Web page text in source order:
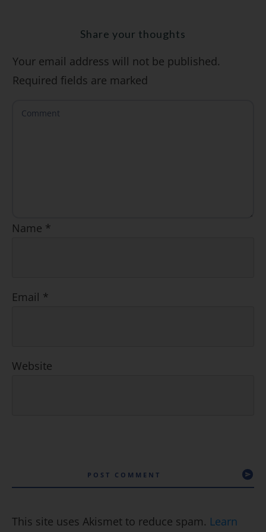
SÍ, QUIERO
Share your thoughts
Your email address will not be published.
Required fields are marked
Name *
Email *
Website
POST COMMENT
This site uses Akismet to reduce spam. Learn